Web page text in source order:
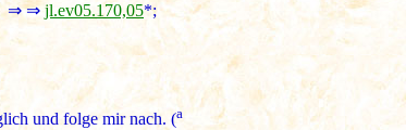
⇒ ⇒jl.ev05.170,05*;
und folge mir nach. (a